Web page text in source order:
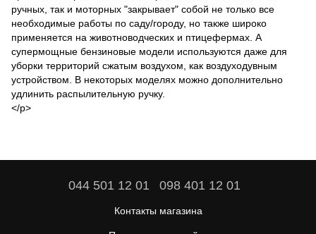
ручных, так и моторных "закрывает" собой не только все
необходимые работы по саду/городу, но также широко
применяется на животноводческих и птицефермах. А
супермощные бензиновые модели используются даже для
уборки территорий сжатым воздухом, как воздуходувным
устройством. В некоторых моделях можно дополнительно
удлинить распылительную ручку.
</p>
044 501 12 01 098 401 12 01
Контакты магазина